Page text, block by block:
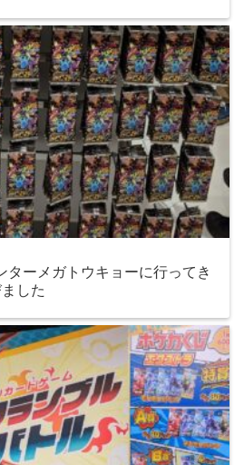
ターメガトウキョーに行ってき
した